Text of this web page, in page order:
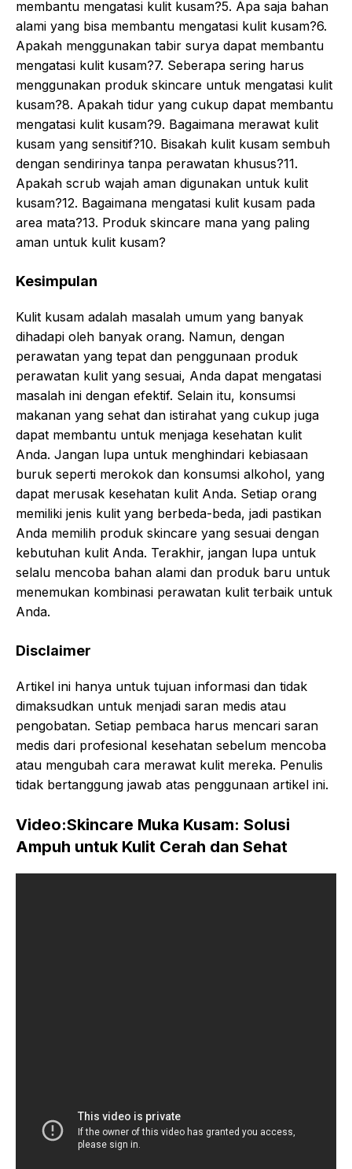
membantu mengatasi kulit kusam?5. Apa saja bahan
alami yang bisa membantu mengatasi kulit kusam?6.
Apakah menggunakan tabir surya dapat membantu
mengatasi kulit kusam?7. Seberapa sering harus
menggunakan produk skincare untuk mengatasi kulit
kusam?8. Apakah tidur yang cukup dapat membantu
mengatasi kulit kusam?9. Bagaimana merawat kulit
kusam yang sensitif?10. Bisakah kulit kusam sembuh
dengan sendirinya tanpa perawatan khusus?11.
Apakah scrub wajah aman digunakan untuk kulit
kusam?12. Bagaimana mengatasi kulit kusam pada
area mata?13. Produk skincare mana yang paling
aman untuk kulit kusam?
Kesimpulan
Kulit kusam adalah masalah umum yang banyak
dihadapi oleh banyak orang. Namun, dengan
perawatan yang tepat dan penggunaan produk
perawatan kulit yang sesuai, Anda dapat mengatasi
masalah ini dengan efektif. Selain itu, konsumsi
makanan yang sehat dan istirahat yang cukup juga
dapat membantu untuk menjaga kesehatan kulit
Anda. Jangan lupa untuk menghindari kebiasaan
buruk seperti merokok dan konsumsi alkohol, yang
dapat merusak kesehatan kulit Anda. Setiap orang
memiliki jenis kulit yang berbeda-beda, jadi pastikan
Anda memilih produk skincare yang sesuai dengan
kebutuhan kulit Anda. Terakhir, jangan lupa untuk
selalu mencoba bahan alami dan produk baru untuk
menemukan kombinasi perawatan kulit terbaik untuk
Anda.
Disclaimer
Artikel ini hanya untuk tujuan informasi dan tidak
dimaksudkan untuk menjadi saran medis atau
pengobatan. Setiap pembaca harus mencari saran
medis dari profesional kesehatan sebelum mencoba
atau mengubah cara merawat kulit mereka. Penulis
tidak bertanggung jawab atas penggunaan artikel ini.
Video:Skincare Muka Kusam: Solusi
Ampuh untuk Kulit Cerah dan Sehat